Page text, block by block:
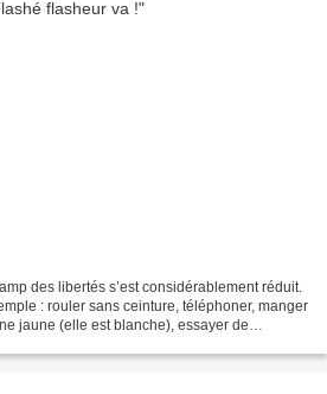
des libertés s’est considérablement réduit.
: rouler sans ceinture, téléphoner, manger
jaune (elle est blanche), essayer de